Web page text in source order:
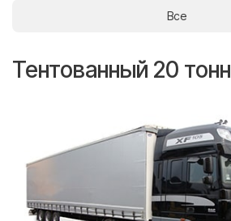
Тентованный 20 тонн